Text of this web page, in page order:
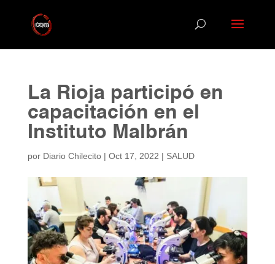
La Rioja participó en
capacitación en el
Instituto Malbrán
por Diario Chilecito| Oct 17, 2022 | SALUD